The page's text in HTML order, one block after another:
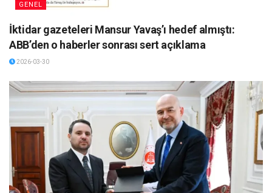
GENEL
İktidar gazeteleri Mansur Yavaş’ı hedef almıştı:
ABB’den o haberler sonrası sert açıklama
2026-03-30